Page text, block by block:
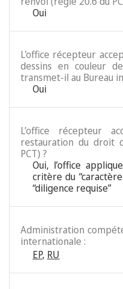
Oui
L'office récepteur
dessins en couleur
transmet-il au Bureau
Oui
L’office récepteur
restauration du droit
PCT) ?
Oui, l’office
critère du
“diligence requise”
Administration
internationale :
EP, RU